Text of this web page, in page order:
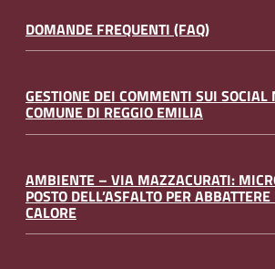
DOMANDE FREQUENTI (FAQ)
GESTIONE DEI COMMENTI SUI SOCIAL
COMUNE DI REGGIO EMILIA
AMBIENTE – VIA MAZZACURATI:
POSTO DELL’ASFALTO PER
CALORE